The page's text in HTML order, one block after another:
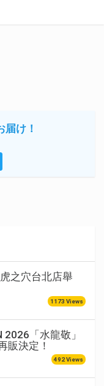
け！
之穴台北店舉
1173 Views
2026「水龍敬」
販決定！
492 Views